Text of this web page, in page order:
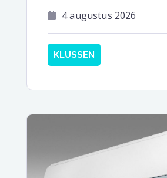
4 augustus 2026
KLUSSEN